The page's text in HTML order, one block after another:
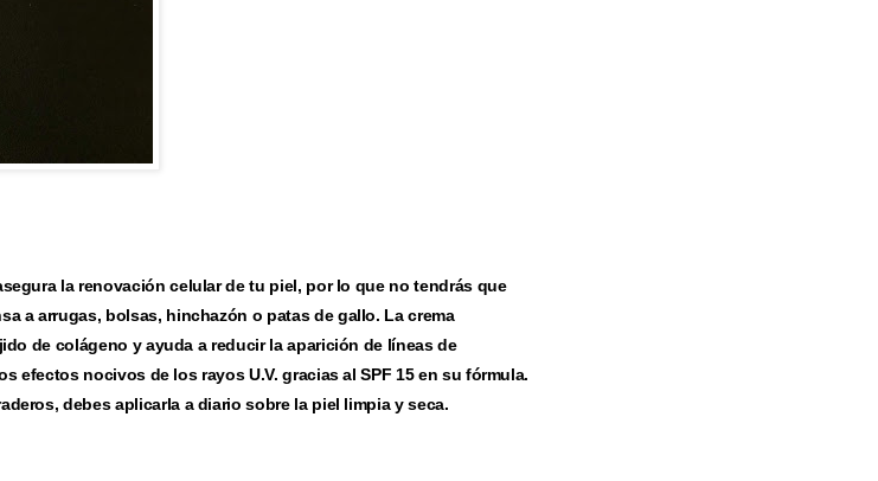
la renovación celular de tu piel, por lo que no tendrás que
a arrugas, bolsas, hinchazón o patas de gallo. La crema
de colágeno y ayuda a reducir la aparición de líneas de
efectos nocivos de los rayos U.V. gracias al SPF 15 en su fórmula.
debes aplicarla a diario sobre la piel limpia y seca.